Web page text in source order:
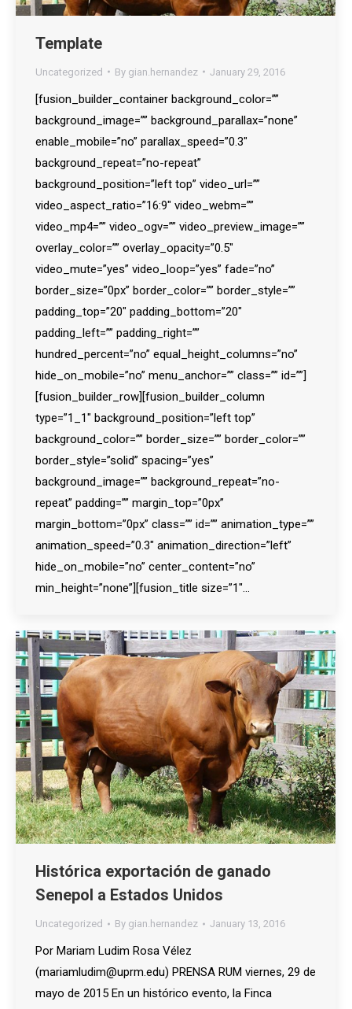
Template
Uncategorized By gian.hernandez January 29, 2016
[fusion_builder_container background_color=””
background_image=”” background_parallax=”none”
enable_mobile=”no” parallax_speed=”0.3″
background_repeat=”no-repeat”
background_position=”left top” video_url=””
video_aspect_ratio=”16:9″ video_webm=””
video_mp4=”” video_ogv=”” video_preview_image=””
overlay_color=”” overlay_opacity=”0.5″
video_mute=”yes” video_loop=”yes” fade=”no”
border_size=”0px” border_color=”” border_style=””
padding_top=”20″ padding_bottom=”20″
padding_left=”” padding_right=””
hundred_percent=”no” equal_height_columns=”no”
hide_on_mobile=”no” menu_anchor=”” class=”” id=””]
[fusion_builder_row][fusion_builder_column
type=”1_1″ background_position=”left top”
background_color=”” border_size=”” border_color=””
border_style=”solid” spacing=”yes”
background_image=”” background_repeat=”no-
repeat” padding=”” margin_top=”0px”
margin_bottom=”0px” class=”” id=”” animation_type=””
animation_speed=”0.3″ animation_direction=”left”
hide_on_mobile=”no” center_content=”no”
min_height=”none”][fusion_title size=”1″…
Histórica exportación de ganado
Senepol a Estados Unidos
Uncategorized By gian.hernandez January 13, 2016
Por Mariam Ludim Rosa Vélez
(mariamludim@uprm.edu) PRENSA RUM viernes, 29 de
mayo de 2015 En un histórico evento, la Finca